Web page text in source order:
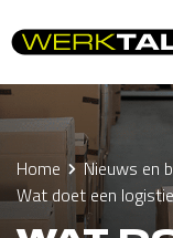
Home Nieuws en
Wat doet een